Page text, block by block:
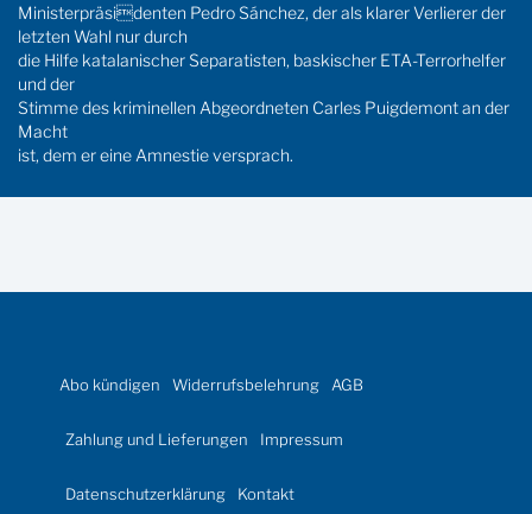
Ministerpräsidenten Pedro Sánchez, der als klarer Verlierer der
letzten Wahl nur durch
die Hilfe katalanischer Separatisten, baskischer ETA-Terrorhelfer
und der
Stimme des kriminellen Abgeordneten Carles Puigdemont an der
Macht
ist, dem er eine Amnestie versprach.
Abo kündigen Widerrufsbelehrung AGB
Zahlung und Lieferungen Impressum
Datenschutzerklärung Kontakt